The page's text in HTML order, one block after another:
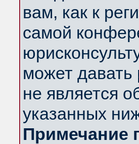
вам, как к
самой
может
не является
указанных
Примечание